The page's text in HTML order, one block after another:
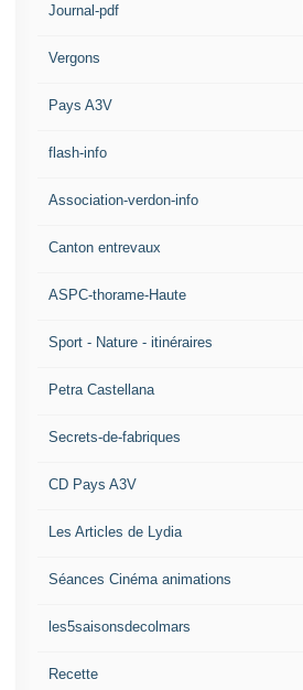
Journal-pdf
Vergons
Pays A3V
flash-info
Association-verdon-info
Canton entrevaux
ASPC-thorame-Haute
Sport - Nature - itinéraires
Petra Castellana
Secrets-de-fabriques
CD Pays A3V
Les Articles de Lydia
Séances Cinéma animations
les5saisonsdecolmars
Recette